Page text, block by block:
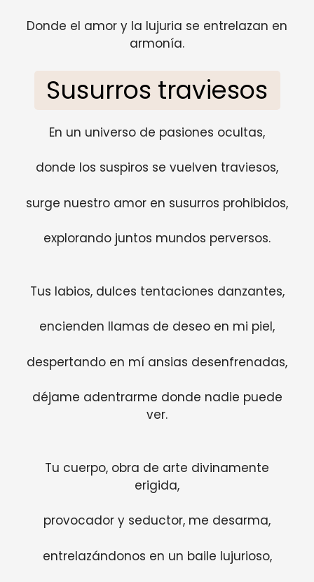
Donde el amor y la lujuria se entrelazan en
armonía.
Susurros traviesos
En un universo de pasiones ocultas,
donde los suspiros se vuelven traviesos,
surge nuestro amor en susurros prohibidos,
explorando juntos mundos perversos.
Tus labios, dulces tentaciones danzantes,
encienden llamas de deseo en mi piel,
despertando en mí ansias desenfrenadas,
déjame adentrarme donde nadie puede
ver.
Tu cuerpo, obra de arte divinamente
erigida,
provocador y seductor, me desarma,
entrelazándonos en un baile lujurioso,